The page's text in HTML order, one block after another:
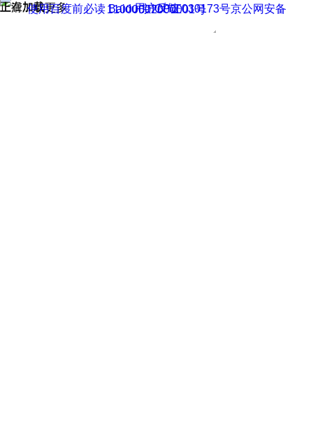
正在加载
上滑加载更多 用户反馈
使用百度前必读 Baidu 京ICP证030173号
京公网安备11000002000001号